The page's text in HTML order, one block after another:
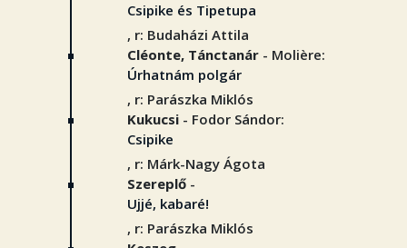
Csipike és Tipetupa
, r: Budaházi Attila
Cléonte, Tánctanár - Molière:
Úrhatnám polgár
, r: Parászka Miklós
Kukucsi - Fodor Sándor:
Csipike
, r: Márk-Nagy Ágota
Szereplő -
Ujjé, kabaré!
, r: Parászka Miklós